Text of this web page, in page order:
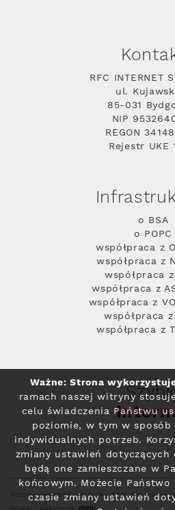
RFC INTERNET
ul.
85-031
NIP
REGON
Rejestr UKE
o BSA
o POPC
współpraca z
współpraca z
współpraca z
współpraca z
współpraca z
współpraca z
współpraca z
Polityka prywatności© 2004 - 2026 RFC Internet
Ważne: Strona
ramach naszej witryny
celu świadczenia Państwu
poziomie, w tym w sposób
indywidualnych potrzeb.
zmiany ustawień dotyczących
będą one zamieszczane w
końcowym. Możecie
czasie zmiany ustawień